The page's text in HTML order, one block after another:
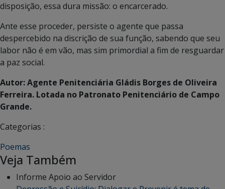
disposição, essa dura missão: o encarcerado.
Ante esse proceder, persiste o agente que passa
despercebido na discrição de sua função, sabendo que seu
labor não é em vão, mas sim primordial a fim de resguardar
a paz social.
Autor: Agente Penitenciária Gládis Borges de Oliveira
Ferreira. Lotada no Patronato Penitenciário de Campo
Grande.
Categorias :
Poemas
Veja Também
Informe Apoio ao Servidor